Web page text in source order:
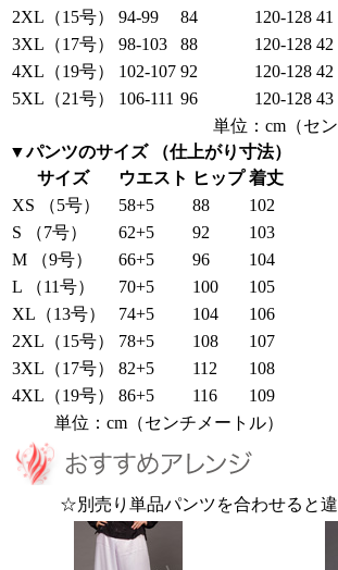
2XL（15号）
94-99 84 120-128 41
3XL（17号）
98-103 88 120-128 42
4XL（19号）
102-107 92 120-128 42
5XL（21号）
106-111 96 120-128 43
単位：cm（セ
▼パンツのサイズ （仕上がり寸法）
サイズ
ウエスト ヒップ 着丈
XS （5号）
58+5 88
102
S （7号）
62+5 92
103
M （9号）
66+5 96
104
L （11号）
70+5 100
105
XL（13号）
74+5 104
106
2XL（15号）
78+5 108
107
3XL（17号）
82+5 112
108
4XL（19号）
86+5 116
109
単位：cm（センチメートル）
☆別売り単品パンツを合わせると